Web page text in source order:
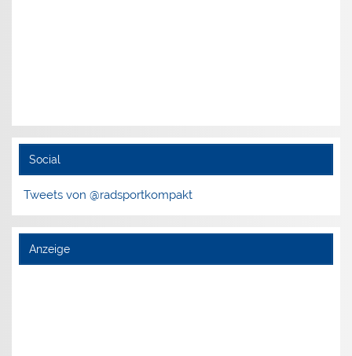
Social
Tweets von @radsportkompakt
Anzeige